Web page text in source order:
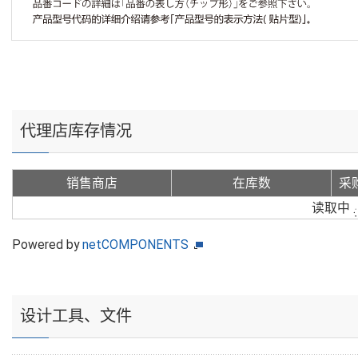
代理店库存情况
销售商店 在库数
采
读取中
Powered bynetCOMPONENTS
设计工具、文件